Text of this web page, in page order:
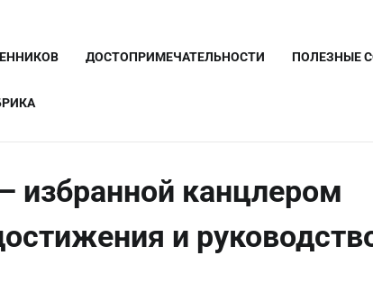
ДОСТОПРИМЕЧАТЕЛЬНОСТИ ПОЛЕЗНЫЕ
избранной канцлером
и